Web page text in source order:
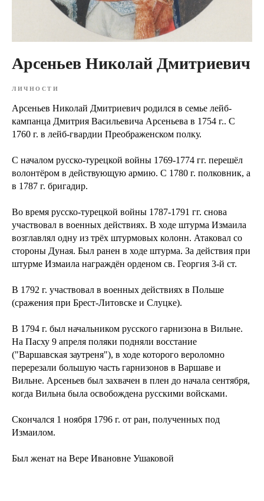
Арсеньев Николай Дмитриевич
ЛИЧНОСТИ
Арсеньев Николай Дмитриевич родился в семье лейб-
кампанца Дмитрия Васильевича Арсеньева в 1754 г.. С
1760 г. в лейб-гвардии Преображенском полку.
С началом русско-турецкой войны 1769-1774 гг. перешёл
волонтёром в действующую армию. С 1780 г. полковник, а
в 1787 г. бригадир.
Во время русско-турецкой войны 1787-1791 гг. снова
участвовал в военных действиях. В ходе штурма Измаила
возглавлял одну из трёх штурмовых колонн. Атаковал со
стороны Дуная. Был ранен в ходе штурма. За действия при
штурме Измаила награждён орденом св. Георгия 3-й ст.
В 1792 г. участвовал в военных действиях в Польше
(сражения при Брест-Литовске и Слуцке).
В 1794 г. был начальником русского гарнизона в Вильне.
На Пасху 9 апреля поляки подняли восстание
("Варшавская заутреня"), в ходе которого вероломно
перерезали большую часть гарнизонов в Варшаве и
Вильне. Арсеньев был захвачен в плен до начала сентября,
когда Вильна была освобождена русскими войсками.
Скончался 1 ноября 1796 г. от ран, полученных под
Измаилом.
Был женат на Вере Ивановне Ушаковой